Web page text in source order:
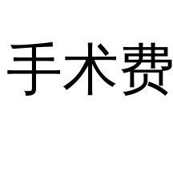
手术费